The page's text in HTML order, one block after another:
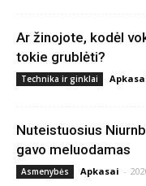
Ar žinojote, kodėl
tokie grublėti?
Technika ir ginklai
Nuteistuosius
gavo meluodamas
Asmenybės Apkasai -